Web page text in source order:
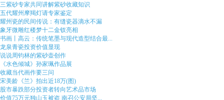
三紫砂专家共同讲解紫砂收藏知识
五代耀州摩羯灯请专家鉴定
耀州瓷的民间传说：有缝瓷器滴水不漏
象牙微雕红楼梦十二金钗亮相
书画丨高云：传统笔墨与现代造型结合最...
龙泉青瓷投资价值显现
说说周钧林的紫砂壶创作
《水色倾城》孙家珮作品展
收藏当代画作要三问
宋美龄《兰》拍出近18万(图)
股市暴跌部分投资者转向艺术品市场
价值75万元独山玉被盗 南召公安局坚...